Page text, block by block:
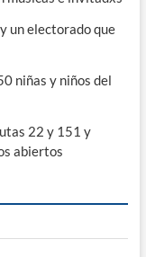
un electorado que
niñas y niños del
22 y 151 y
abiertos